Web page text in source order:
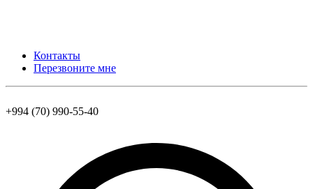
Контакты
Перезвоните мне
+994 (70) 990-55-40